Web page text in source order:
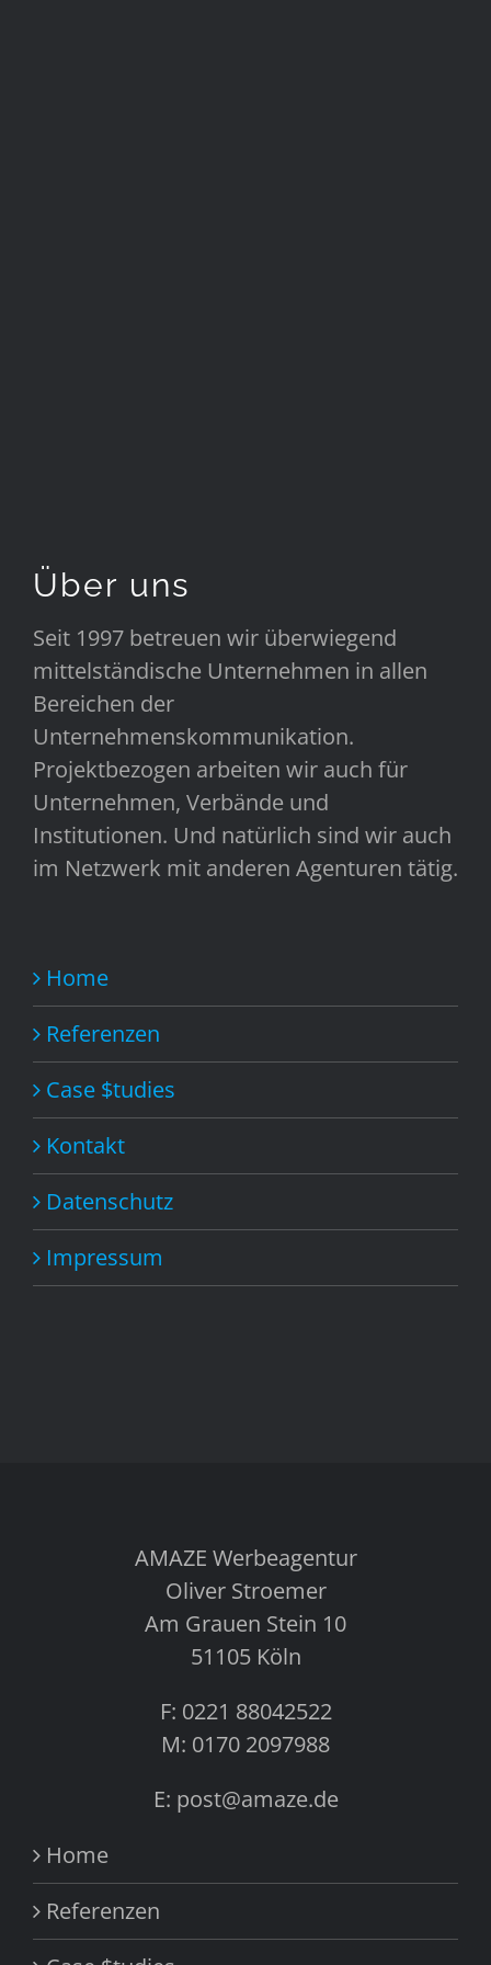
Über uns
Seit 1997 betreuen wir überwiegend
mittelständische Unternehmen in allen
Bereichen der
Unternehmenskommunikation.
Projektbezogen arbeiten wir auch für
Unternehmen, Verbände und
Institutionen. Und natürlich sind wir auch
im Netzwerk mit anderen Agenturen tätig.
Home
Referenzen
Case $tudies
Kontakt
Datenschutz
Impressum
AMAZE Werbeagentur
Oliver Stroemer
Am Grauen Stein 10
51105 Köln
F: 0221 88042522
M: 0170 2097988
E: post@amaze.de
Home
Referenzen